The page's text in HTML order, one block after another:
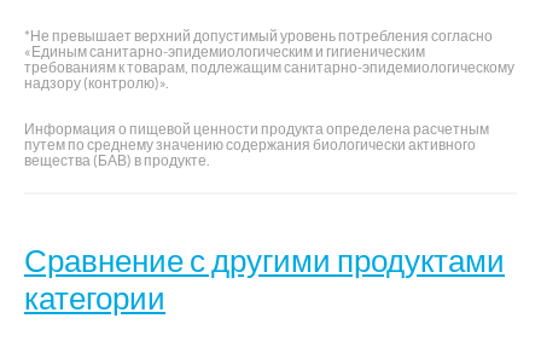
*Не превышает верхний допустимый уровень потребления согласно
«Единым санитарно-эпидемиологическим и гигиеническим
требованиям к товарам, подлежащим санитарно-эпидемиологическому
надзору (контролю)».
Информация о пищевой ценности продукта определена расчетным
путем по среднему значению содержания биологически активного
вещества (БАВ) в продукте.
Сравнение с другими продуктами
категории